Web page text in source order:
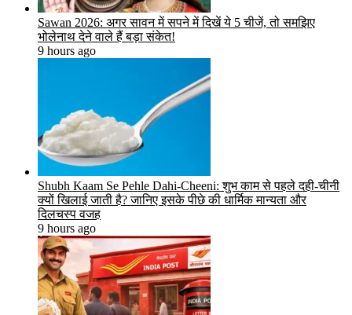
Sawan 2026: अगर सावन में सपने में दिखें ये 5 चीजें, तो समझिए
भोलेनाथ देने वाले हैं बड़ा संकेत!
9 hours ago
Shubh Kaam Se Pehle Dahi-Cheeni: शुभ काम से पहले दही-चीनी
क्यों खिलाई जाती है? जानिए इसके पीछे की धार्मिक मान्यता और
दिलचस्प वजह
9 hours ago